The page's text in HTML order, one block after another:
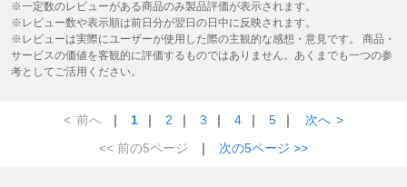
※一定数のレビューがある商品のみ製品評価が表示されます。
※レビュー数や表示順は前日分が翌日の日中に反映されます。
※レビューは実際にユーザーが使用した際の主観的な感想・意見です。 商品・
サービスの価値を客観的に評価するものではありません。あくまでも一つの参
考としてご活用ください。
< 前へ ｜ 1 ｜ 2 ｜ 3 ｜ 4 ｜ 5 ｜ 次へ >
<< 前の5ページ
｜ 次の5ページ >>